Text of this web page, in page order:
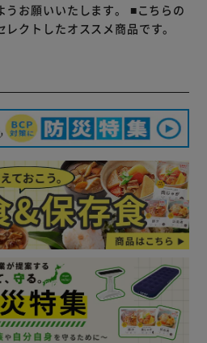
お願いいたします。 ■こちらの
クトしたオススメ商品です。